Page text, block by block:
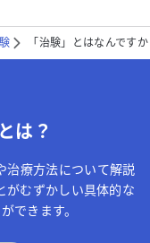
ご自身の病気の詳細な
「治験」とはなんです
は？
治療方法について解説
がむずかしい具体的な
できます。